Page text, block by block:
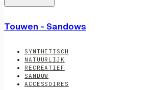
Touwen - Sandows
SYNTHETISCH
NATUURLIJK
RECREATIEF
SANDOW
ACCESSOIRES